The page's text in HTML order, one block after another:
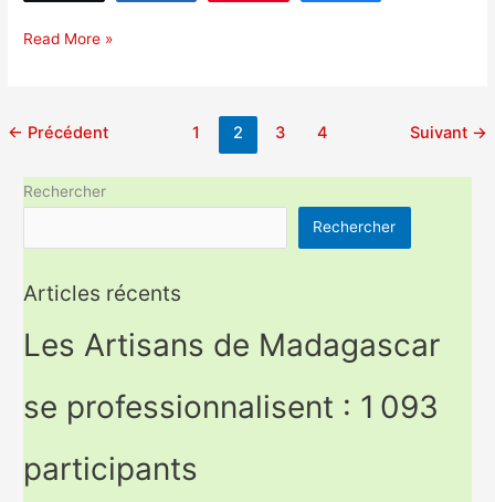
Expo-
Madagascar
aux
produits
gamme
du
16
19
septembre
Read More »
← Précédent 1 2 3 4 Suivant →
Rechercher
Rechercher
Articles récents
Les Artisans de Madagascar
se professionnalisent : 1 093
participants